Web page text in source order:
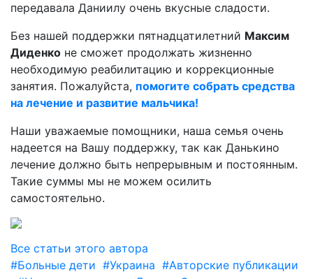
передавала Даниилу очень вкусные сладости.
Без нашей поддержки пятнадцатилетний Максим
Диденко не сможет продолжать жизненно
необходимую реабилитацию и коррекционные
занятия. Пожалуйста, помогите собрать средства
на лечение и развитие мальчика!
Наши уважаемые помощники, наша семья очень
надеется на Вашу поддержку, так как Данькино
лечение должно быть непрерывным и постоянным.
Такие суммы мы не можем осилить
самостоятельно.
Все статьи этого автора
#Больные дети #Украина #Авторские публикации